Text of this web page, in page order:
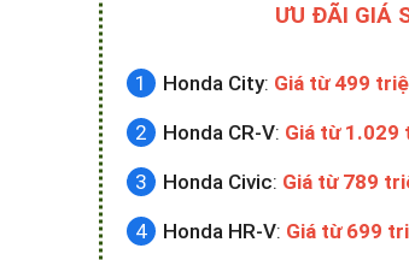
ƯU ĐÃI GIÁ
Honda City: Giá từ 499
Honda CR-V: Giá từ 1.029
Honda Civic: Giá từ 789
Honda HR-V: Giá từ 699